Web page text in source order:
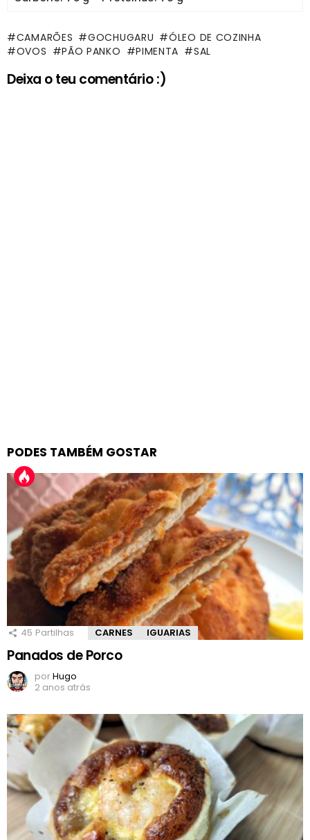
CAMARÕES GOCHUGARU
ÓLEO DE COZINHA
OVOS
PÃO PANKO PIMENTA SAL
Deixa o teu comentário :)
PODES TAMBÉM GOSTAR
45 Partilhas CARNES IGUARIAS
Panados de Porco
porHugo
2 anos atrás